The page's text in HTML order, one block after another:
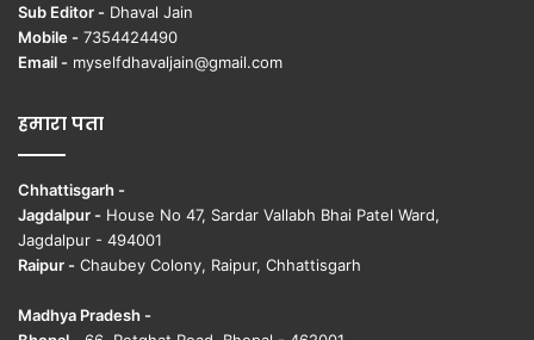
Sub Editor - Dhaval Jain
Mobile - 7354424490
Email - myselfdhavaljain@gmail.com
हमारा पता
Chhattisgarh -
Jagdalpur - House No 47, Sardar Vallabh Bhai Patel Ward,
Jagdalpur - 494001
Raipur - Chaubey Colony, Raipur, Chhattisgarh
Madhya Pradesh -